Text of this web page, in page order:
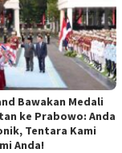
Bawakan Medali
ke Prabowo: Anda
Tentara Kami
Anda!